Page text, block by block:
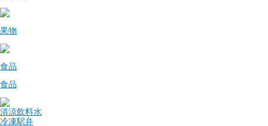
果物
食品
食品
清涼飲料水
冷凍駅弁